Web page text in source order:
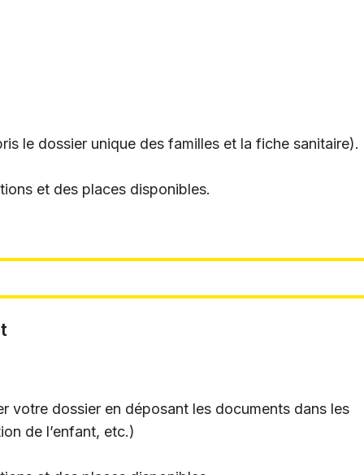
le dossier unique des familles et la fiche sanitaire).
et des places disponibles.
votre dossier en déposant les documents dans les
de l’enfant, etc.)